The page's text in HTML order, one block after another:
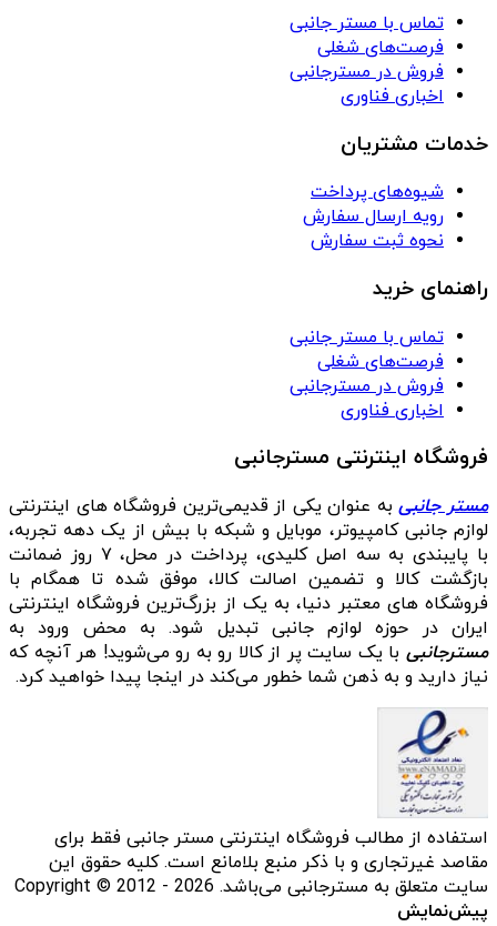
تماس با مستر جانبی
فرصت‌های شغلی
فروش در مسترجانبی
اخباری فناوری
خدمات مشتریان
شیوه‌های پرداخت
رویه ارسال سفارش
نحوه ثبت سفارش
راهنمای خرید
تماس با مستر جانبی
فرصت‌های شغلی
فروش در مسترجانبی
اخباری فناوری
فروشگاه اینترنتی مسترجانبی
مستر جانبیبه عنوان یکی از قدیمی‌ترین فروشگاه های اینترنتی
لوازم جانبی کامپیوتر، موبایل و شبکه با بیش از یک دهه تجربه،
با پایبندی به سه اصل کلیدی، پرداخت در محل، ۷ روز ضمانت
بازگشت کالا و تضمین اصالت کالا، موفق شده تا همگام با
فروشگاه‌ های معتبر دنیا، به یک از بزرگ‌ترین فروشگاه اینترنتی
ایران در حوزه لوازم جانبی تبدیل شود. به محض ورود به
مسترجانبی با یک سایت پر از کالا رو به رو می‌شوید! هر آنچه که
نیاز دارید و به ذهن شما خطور می‌کند در اینجا پیدا خواهید کرد.
استفاده از مطالب فروشگاه اینترنتی مستر جانبی فقط برای
مقاصد غیرتجاری و با ذکر منبع بلامانع است. کلیه حقوق این
سایت متعلق به مسترجانبی می‌باشد. Copyright © 2012 - 2026
پیش‌نمایش